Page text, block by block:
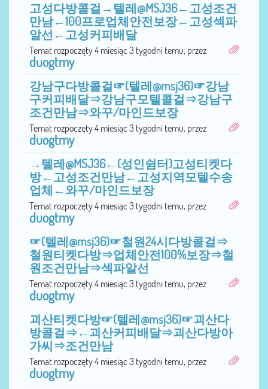
고성다방콜걸→텔레@MSJ36←고성조건
만남←100프로업체안전보장←고성섹파
알선←고성커피배달
Temat rozpoczęty 4 miesiąc 3 tygodni temu, przez
duogtmy
강남구다방콜걸☞(텔레@msj36)☞강남
구커피배달⇒강남구모텔콜걸⇒강남구
조건만남⇒와꾸/마인드보장
Temat rozpoczęty 4 miesiąc 3 tygodni temu, przez
duogtmy
→텔레@MSJ36←(성인쉼터)고성티켓다
방←고성조건만남←고성지역모텔수송
업체←와꾸/마인드보장
Temat rozpoczęty 4 miesiąc 3 tygodni temu, przez
duogtmy
☞(텔레@msj36)☞철원24시다방콜걸⇒
철원티켓다방⇒업체안전100%보장⇒철
원조건만남⇒섹파알선
Temat rozpoczęty 4 miesiąc 3 tygodni temu, przez
duogtmy
괴산티켓다방☞(텔레@msj36)☞괴산다
방콜걸⇒←괴산커피배달⇒괴산다방아
가씨⇒조건만남
Temat rozpoczęty 4 miesiąc 3 tygodni temu, przez
duogtmy